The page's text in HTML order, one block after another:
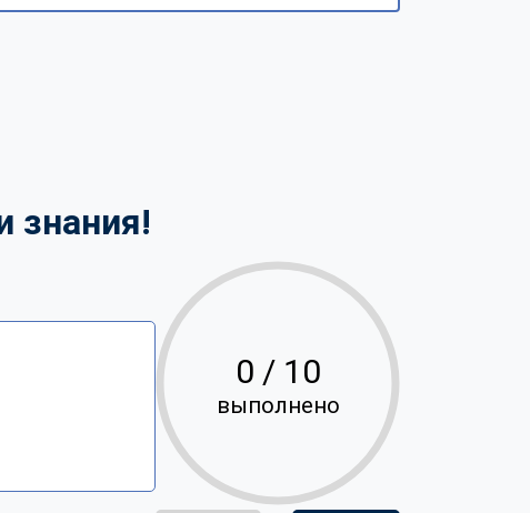
знания!
0 / 10
выполнено